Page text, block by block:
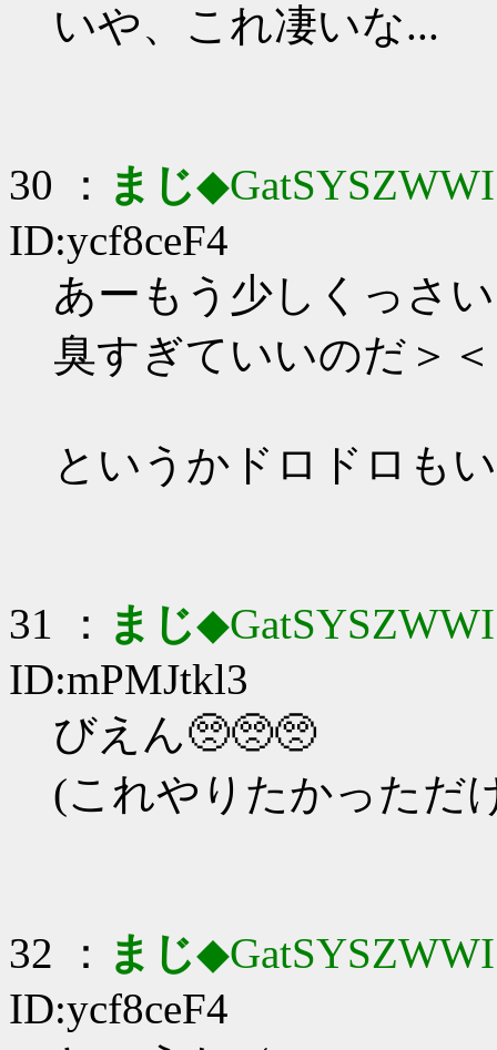
いや、これ凄いな...
30 ： まじ◆GatSYSZWWI
ID:ycf8ceF4
あーもう少しくっさ
臭すぎていいのだ＞＜
というかドロドロも
31 ： まじ◆GatSYSZWWI
ID:mPMJtkl3
びえん🥺🥺🥺
(これやりたかっただ
32 ： まじ◆GatSYSZWWI
ID:ycf8ceF4